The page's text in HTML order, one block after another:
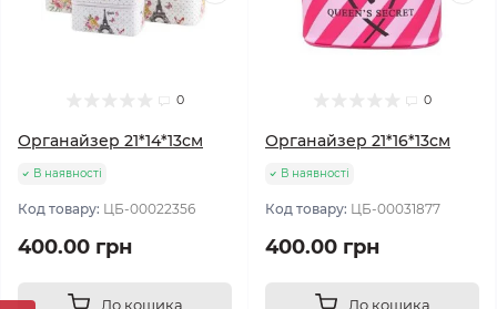
0
Органайзер 21*14*13см
В наявності
Код товару: ЦБ-00022356
400.00 грн
До кошика
0
Органайзер 21*16*13см
В наявності
Код товару: ЦБ-00031877
400.00 грн
До кошика